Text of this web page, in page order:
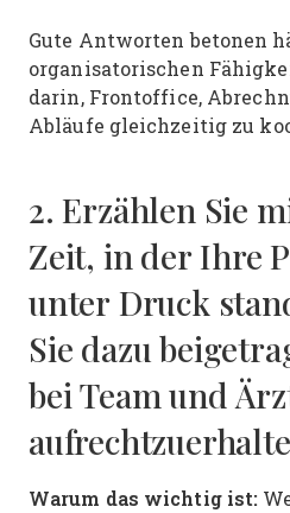
Gute Antworten betonen
organisatorischen
darin, Frontoffice,
Abläufe gleichzeitig zu
2. Erzählen Sie
Zeit, in der Ihre
unter Druck
Sie dazu
bei Team und
Warum das wichtig ist: